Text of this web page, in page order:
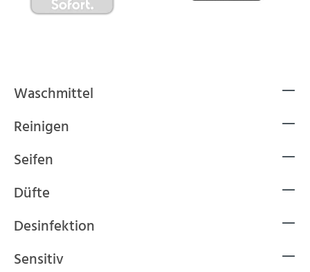
Waschmittel
Reinigen
Seifen
Düfte
Desinfektion
Sensitiv